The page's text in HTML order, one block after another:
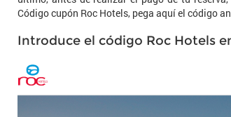
Código cupón Roc Hotels, pega aquí el código
Introduce el código Roc Hotels